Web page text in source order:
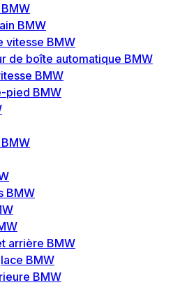
BMW
vitesse BMW
de boîte automatique BMW
BMW
pied BMW
BMW
arrière BMW
BMW
BMW